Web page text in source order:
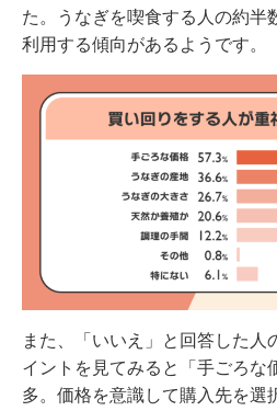
た。うなぎを喫食する人の約半
利用する傾向があるようです。
また、「いいえ」と回答した人
イントを見てみると「手ごろな
多。価格を意識して購入先を選